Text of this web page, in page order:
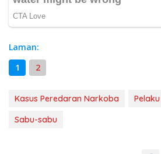
Laman:
1
2
Kasus Peredaran Narkoba
Sabu-sabu